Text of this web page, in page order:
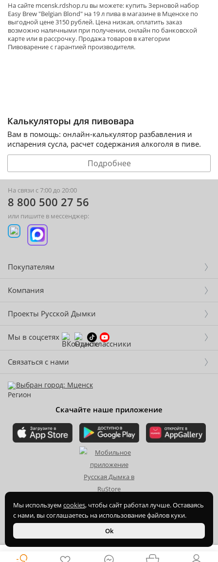
На сайте mcensk.rdshop.ru вы можете: купить Зерновой набор
Easy Brew "Belgian Blond" на 19 л пива в магазине в Мценске по
выгодной цене 3150 рублей. Цена низкая, оплатить заказ
возможно наличными при получении, онлайн по банковской
карте или в рассрочку. Продажа товаров в категории
Пивоварениес гарантией производителя.
Калькуляторы для пивовара
Вам в помощь: онлайн-калькулятор разбавления и
испарения сусла, расчет содержания алкоголя в пиве.
Подробнее
Мы используем cookies, чтобы сайт работал лучше. Оставаясь
с нами, вы соглашаетесь на использование файлов куки.
Ok
На связи с 7:00 до 20:00
8 800 500 27 56
или пишите в мессенджер:
Покупателям
Компания
Проекты Русской Дымки
Мы в соцсетях
Связаться с нами
Выбран город: Мценск
Скачайте наше приложение
2015-2026© ООО Торгово-производственная компания Ханхи,
ОГРН 1164350070720